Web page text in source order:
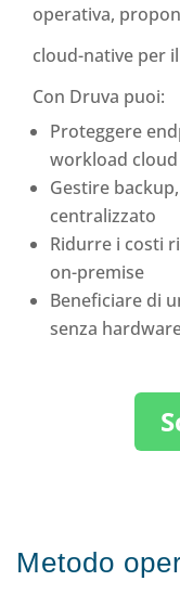
operativa,
cloud-native per
Con Druva puoi:
Proteggere
workload cloud
Gestire
centralizzato
Ridurre i costi
on-premise
Beneficiare di
senza
Metodo